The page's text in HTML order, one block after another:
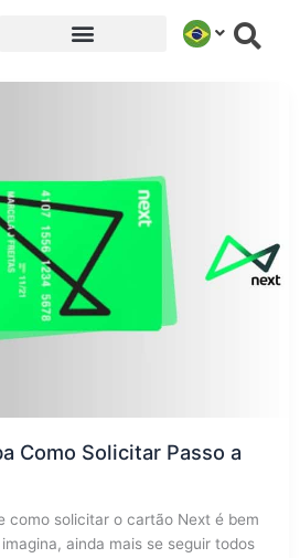
Como Solicitar Passo a
como solicitar o cartão Next é bem
ainda mais se seguir todos